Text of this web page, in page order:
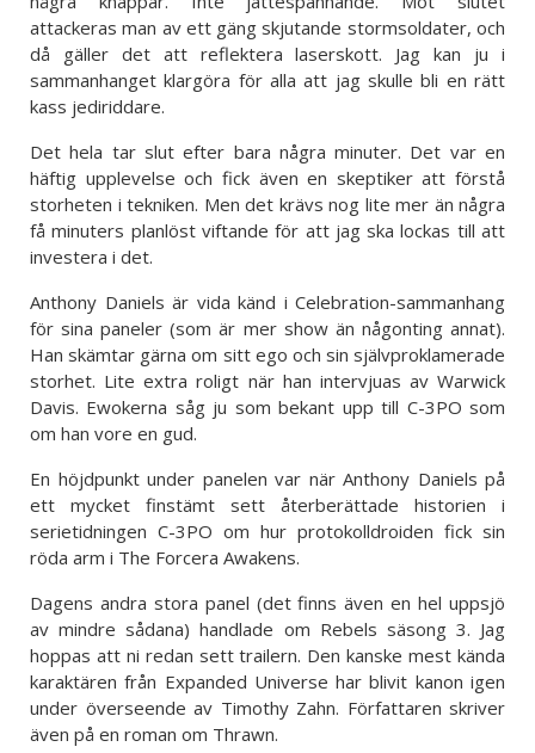
attackeras man av ett gäng skjutande stormsoldater, och
då gäller det att reflektera laserskott. Jag kan ju i
sammanhanget klargöra för alla att jag skulle bli en rätt
kass jediriddare.
Det hela tar slut efter bara några minuter. Det var en
häftig upplevelse och fick även en skeptiker att förstå
storheten i tekniken. Men det krävs nog lite mer än några
få minuters planlöst viftande för att jag ska lockas till att
investera i det.
Anthony Daniels är vida känd i Celebration-sammanhang
för sina paneler (som är mer show än någonting annat).
Han skämtar gärna om sitt ego och sin självproklamerade
storhet. Lite extra roligt när han intervjuas av Warwick
Davis. Ewokerna såg ju som bekant upp till C-3PO som
om han vore en gud.
En höjdpunkt under panelen var när Anthony Daniels på
ett mycket finstämt sett återberättade historien i
serietidningen C-3PO om hur protokolldroiden fick sin
röda arm i The Forcera Awakens.
Dagens andra stora panel (det finns även en hel uppsjö
av mindre sådana) handlade om Rebels säsong 3. Jag
hoppas att ni redan sett trailern. Den kanske mest kända
karaktären från Expanded Universe har blivit kanon igen
under överseende av Timothy Zahn. Författaren skriver
även på en roman om Thrawn.